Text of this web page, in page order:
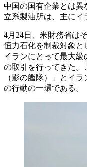
中国の国有企業とは
立系製油所は、主にイ
4月24日、米財務省は
恒力石化を制裁対象
イランにとって最大
の取引を行ってきた。
（影の艦隊）」とイ
の行動の一環である。